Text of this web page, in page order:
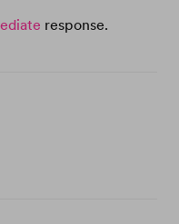
response.